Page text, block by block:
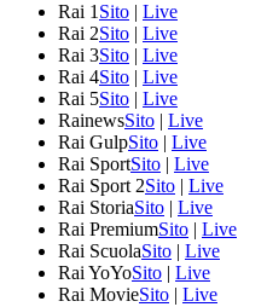
Rai 1 Sito | Live
Rai 2Sito | Live
Rai 3Sito | Live
Rai 4Sito | Live
Rai 5Sito | Live
RainewsSito | Live
Rai GulpSito | Live
Rai SportSito | Live
Rai Sport 2Sito | Live
Rai StoriaSito | Live
Rai PremiumSito | Live
Rai ScuolaSito | Live
Rai YoYoSito | Live
Rai MovieSito | Live